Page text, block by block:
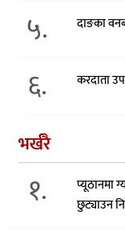
५. दाङका
६. करदाता
भर्खरै
१.
प्यूठानमा
छुट्याउन